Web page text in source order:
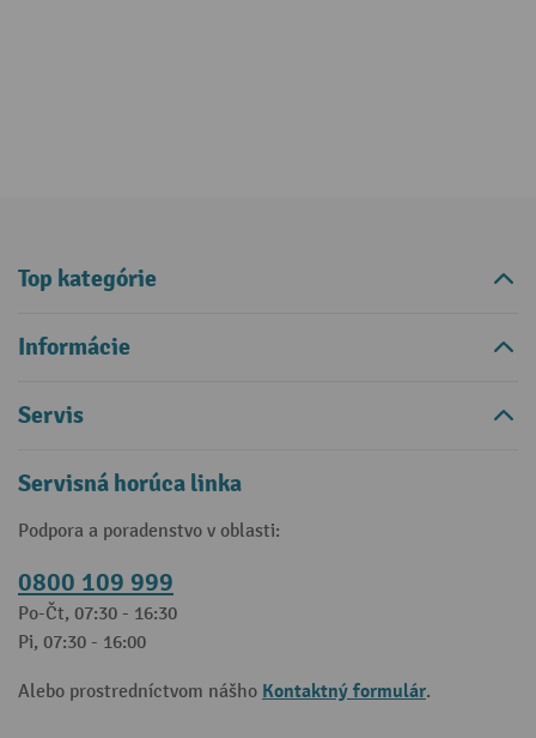
Top kategórie
Informácie
Servis
Servisná horúca linka
Podpora a poradenstvo v oblasti:
0800 109 999
Po-Čt, 07:30 - 16:30
Pi, 07:30 - 16:00
Alebo prostredníctvom nášho Kontaktný formulár.